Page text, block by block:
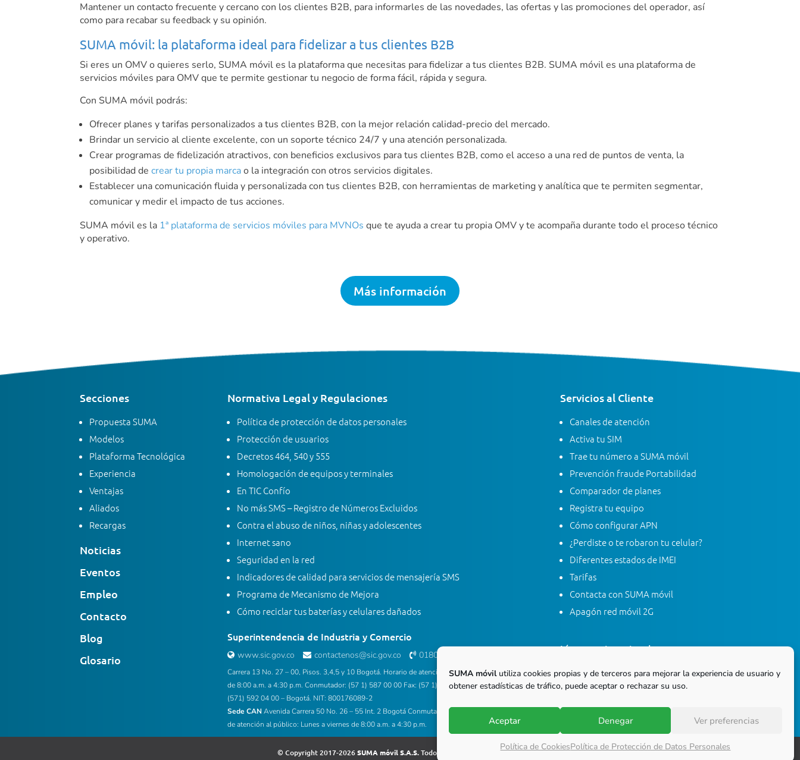
SUMA móvilutiliza cookies propias y de terceros para mejorar la experiencia de usuario y
obtener estadísticas de tráfico, puede aceptar o rechazar su uso.
Aceptar Denegar Ver preferencias
Política de CookiesPolítica de Protección de Datos Personales
Mantener un contacto frecuente y cercano con los clientes B2B, para informarles de las novedades, las ofertas y las promociones del operador, así
como para recabar su feedback y su opinión.
SUMA móvil: la plataforma ideal para fidelizar a tus clientes B2B
Si eres un OMV o quieres serlo, SUMA móvil es la plataforma que necesitas para fidelizar a tus clientes B2B. SUMA móvil es una plataforma de
servicios móviles para OMV que te permite gestionar tu negocio de forma fácil, rápida y segura.
Con SUMA móvil podrás:
Ofrecer planes y tarifas personalizados a tus clientes B2B, con la mejor relación calidad-precio del mercado.
Brindar un servicio al cliente excelente, con un soporte técnico 24/7 y una atención personalizada.
Crear programas de fidelización atractivos, con beneficios exclusivos para tus clientes B2B, como el acceso a una red de puntos de venta, la
posibilidad decrear tu propia marcao la integración con otros servicios digitales.
Establecer una comunicación fluida y personalizada con tus clientes B2B, con herramientas de marketing y analítica que te permiten segmentar,
comunicar y medir el impacto de tus acciones.
SUMA móvil es la 1ª plataforma de servicios móviles para MVNOs que te ayuda a crear tu propia OMV y te acompaña durante todo el proceso técnico
y operativo.
Más información
Secciones
Propuesta SUMA
Modelos
Plataforma Tecnológica
Experiencia
Ventajas
Aliados
Recargas
Noticias
Eventos
Empleo
Contacto
Blog
Glosario
Normativa Legal y Regulaciones
Política de protección de datos personales
Protección de usuarios
Decretos 464, 540 y 555
Homologación de equipos y terminales
En TIC Confío
No más SMS – Registro de Números Excluidos
Contra el abuso de niños, niñas y adolescentes
Internet sano
Seguridad en la red
Indicadores de calidad para servicios de mensajería SMS
Programa de Mecanismo de Mejora
Cómo reciclar tus baterías y celulares dañados
Superintendencia de Industria y Comercio
www.sic.gov.co contactenos@sic.gov.co 018000 910165
Carrera 13 No. 27 – 00, Pisos. 3,4,5 y 10 Bogotá. Horario de atención al público: Lunes a viernes
de 8:00 a.m. a 4:30 p.m. Conmutador: (57 1) 587 00 00 Fax: (57 1) 587 02 84 Contact center:
(571) 592 04 00 – Bogotá. NIT: 800176089-2
Sede CAN Avenida Carrera 50 No. 26 – 55 Int. 2 Bogotá Conmutador: (57 1) 5880234. Horario
de atención al público: Lunes a viernes de 8:00 a.m. a 4:30 p.m.
Servicios al Cliente
Canales de atención
Activa tu SIM
Trae tu número a SUMA móvil
Prevención fraude Portabilidad
Comparador de planes
Registra tu equipo
Cómo configurar APN
¿Perdiste o te robaron tu celular?
Diferentes estados de IMEI
Tarifas
Contacta con SUMA móvil
Apagón red móvil 2G
Línea gratis nacional
01 8000 415 268
Marca desde tu línea Fija
© Copyright 2017-2026SUMA móvil S.A.S.Todos los derechos reservados.